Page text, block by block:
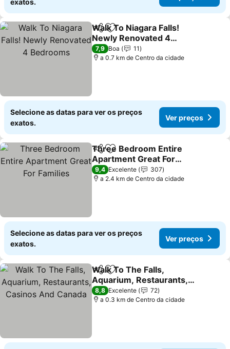
exatos.
PartilharAdicionar aos favoritos
Walk To Niagara Falls!
Newly Renovated 4
Bedrooms
Ver preços
7,9 Boa
11
a 0.7 km de Centro da cidade
Selecione as datas para ver os preços
exatos.
Ver preços
PartilharAdicionar aos favoritos
Three Bedroom Entire
Apartment Great For
Families
Ver preços
9,4 Excelente
307
a 2.4 km de Centro da cidade
Selecione as datas para ver os preços
exatos.
Ver preços
PartilharAdicionar aos favoritos
Walk To The Falls,
Aquarium, Restaurants,
Casinos And Canada
Ver preços
8,8 Excelente
72
a 0.3 km de Centro da cidade